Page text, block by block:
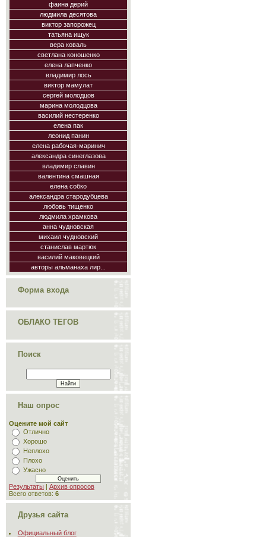
фаина дерий
людмила десятова
виктор запорожец
татьяна ищук
вера коваль
светлана коношенко
елена лапченко
владимир лось
виктор мамулат
сергей молодцов
марина молодцова
василий нестеренко
елена пак
леонид панин
елена рабочая-маринич
александра синеглазова
владимир славин
валентина смашная
елена собко
александра стародубцева
любовь тищенко
людмила храмкова
анна чудновская
михаил чудновский
станислав мартюк
василий маковецкий
авторы альманаха лир...
Форма входа
ОБЛАКО ТЕГОВ
Поиск
Наш опрос
Оцените мой сайт
Отлично
Хорошо
Неплохо
Плохо
Ужасно
Результаты | Архив опросов
Всего ответов: 6
Друзья сайта
Официальный блог